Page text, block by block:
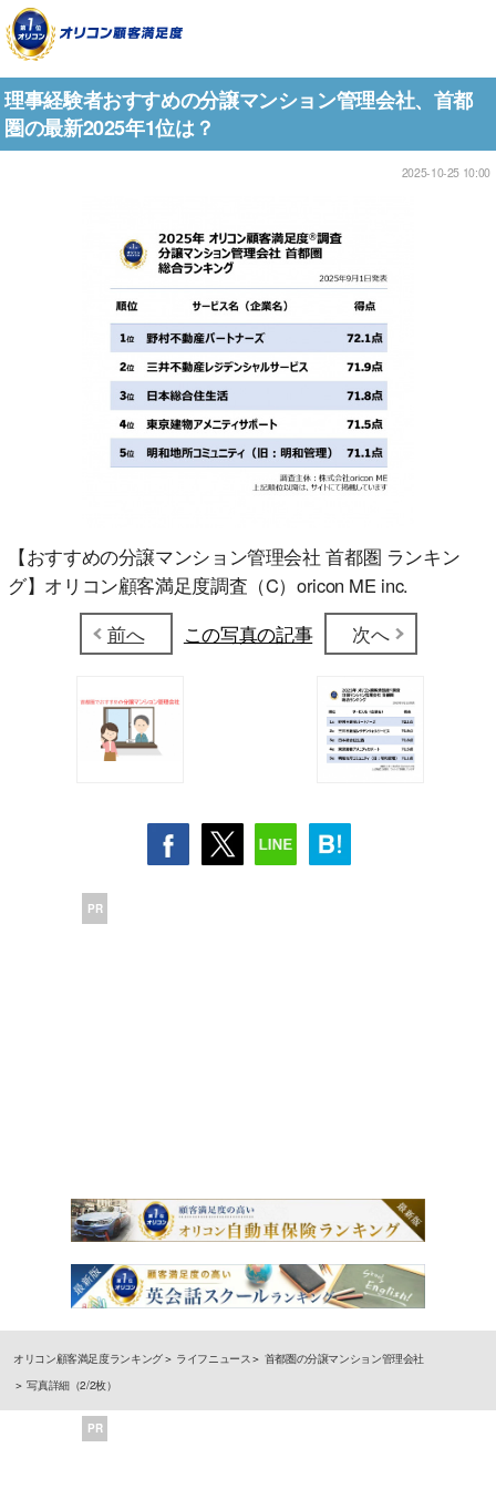
理事経験者おすすめの分譲マンション管理会社、首都
圏の最新2025年1位は？
2025-10-25 10:00
【おすすめの分譲マンション管理会社 首都圏 ランキン
グ】オリコン顧客満足度調査（C）oricon ME inc.
前へ
この写真の記事 次へ
PR
オリコン顧客満足度ランキング ライフニュース
首都圏の分譲マンション管理会社
写真詳細（2/2枚）
PR